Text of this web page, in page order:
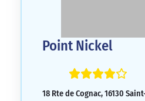
Point Nickel
18 Rte de Cognac, 16130